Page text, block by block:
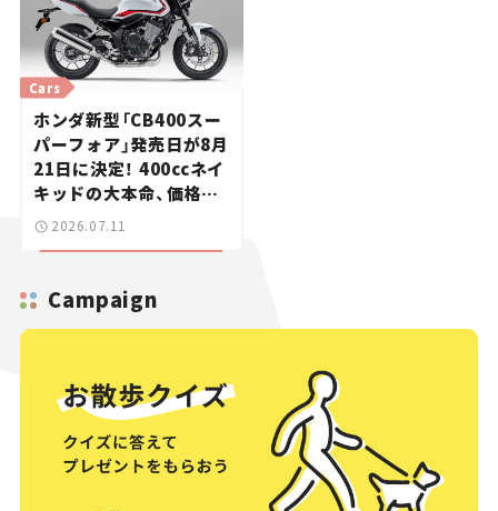
Cars
ホンダ新型「CB400スー
パーフォア」発売日が8月
21日に決定！ 400ccネイ
キッドの大本命、価格は
100万円切りの99万
2026.07.11
Campaign